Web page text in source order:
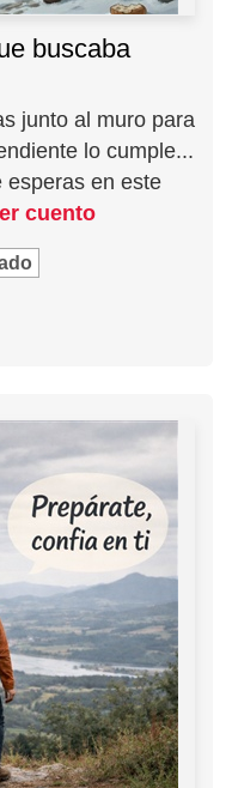
buscaba
junto al muro para
lo cumple...
esperas en este
cuento